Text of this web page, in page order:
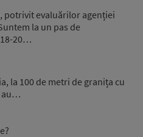
potrivit evaluărilor agenției
la un pas de
20…
la 100 de metri de granița cu
au…